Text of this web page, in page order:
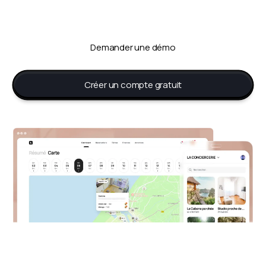
Demander une démo
Créer un compte gratuit